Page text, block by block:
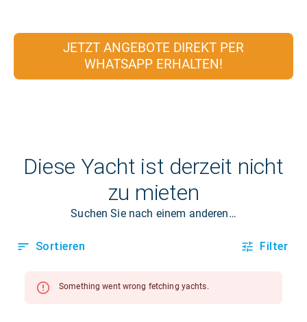
JETZT ANGEBOTE DIREKT PER
WHATSAPP ERHALTEN!